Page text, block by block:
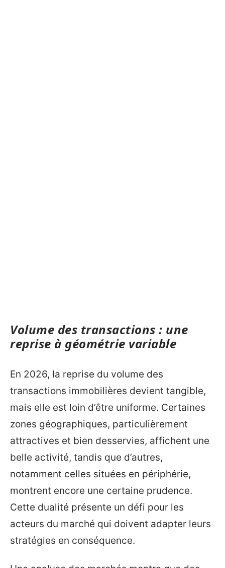
Volume des transactions : une
reprise à géométrie variable
En 2026, la reprise du volume des
transactions immobilières devient tangible,
mais elle est loin d’être uniforme. Certaines
zones géographiques, particulièrement
attractives et bien desservies, affichent une
belle activité, tandis que d’autres,
notamment celles situées en périphérie,
montrent encore une certaine prudence.
Cette dualité présente un défi pour les
acteurs du marché qui doivent adapter leurs
stratégies en conséquence.